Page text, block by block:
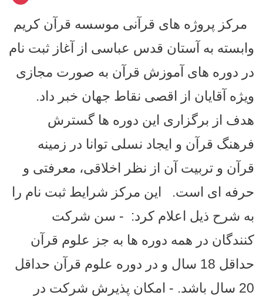
مرکز پروژه های قرآنی موسسه قرآن کریم
وابسته به آستان قدس عباسی از آغاز ثبت نام
در دوره های آموزش قرآن به صورت مجازی
ویژه آقایان از اقصی نقاط جهان خبر داد.
هدف از برگزاری این دوره ها گسترش
فرهنگ قرآن و ایجاد نسلی توانا در زمینه
قرآن و تربیت آن از نظر اخلاقی، معرفتی و
حرفه ای است.
این مرکز شرایط ثبت نام را
به شرح ذیل اعلام کرد: - سن شرکت
کنندگان در همه دوره ها به جز علوم قرآن
حداقل 18 سال و در دوره علوم قرآن حداقل
20 سال باشد.
- امکان پذیرش شرکت در